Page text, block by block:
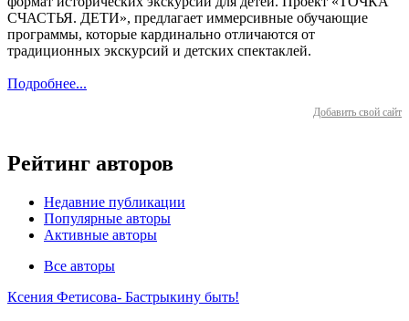
СЧАСТЬЯ. ДЕТИ», предлагает иммерсивные обучающие
программы, которые кардинально отличаются от
традиционных экскурсий и детских спектаклей.
Подробнее...
Добавить свой сайт
Рейтинг авторов
Недавние публикации
Популярные авторы
Активные авторы
Все авторы
Ксения Фетисова- Бастрыкину быть!